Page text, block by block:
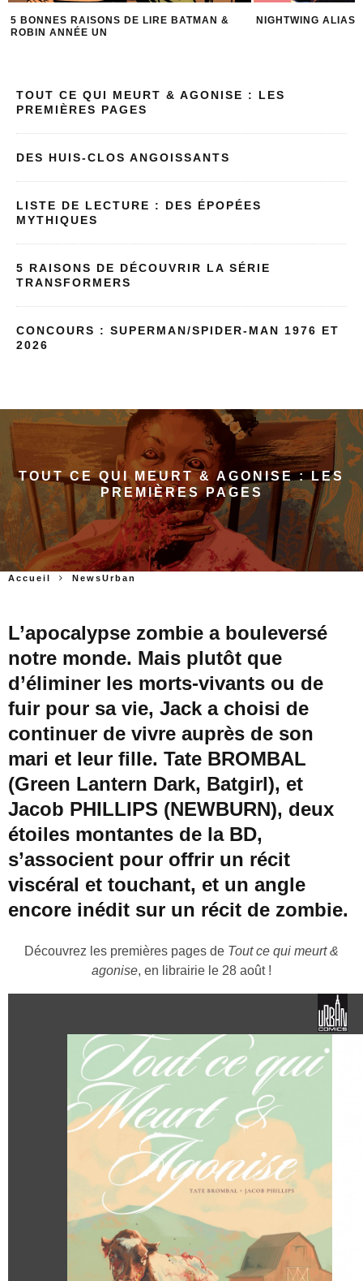
5 BONNES RAISONS DE LIRE BATMAN &
ROBIN ANNÉE UN
NIGHTWING ALIAS
TOUT CE QUI MEURT & AGONISE : LES
PREMIÈRES PAGES
DES HUIS-CLOS ANGOISSANTS
LISTE DE LECTURE : DES ÉPOPÉES
MYTHIQUES
5 RAISONS DE DÉCOUVRIR LA SÉRIE
TRANSFORMERS
CONCOURS : SUPERMAN/SPIDER-MAN 1976 ET
2026
TOUT CE QUI MEURT & AGONISE : LES
PREMIÈRES PAGES
Accueil NewsUrban
L’apocalypse zombie a bouleversé
notre monde. Mais plutôt que
d’éliminer les morts-vivants ou de
fuir pour sa vie, Jack a choisi de
continuer de vivre auprès de son
mari et leur fille. Tate BROMBAL
(Green Lantern Dark, Batgirl), et
Jacob PHILLIPS (NEWBURN), deux
étoiles montantes de la BD,
s’associent pour offrir un récit
viscéral et touchant, et un angle
encore inédit sur un récit de zombie.
Découvrez les premières pages de Tout ce qui meurt &
agonise, en librairie le 28 août !